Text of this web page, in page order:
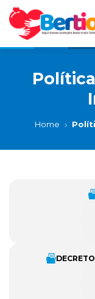
Home